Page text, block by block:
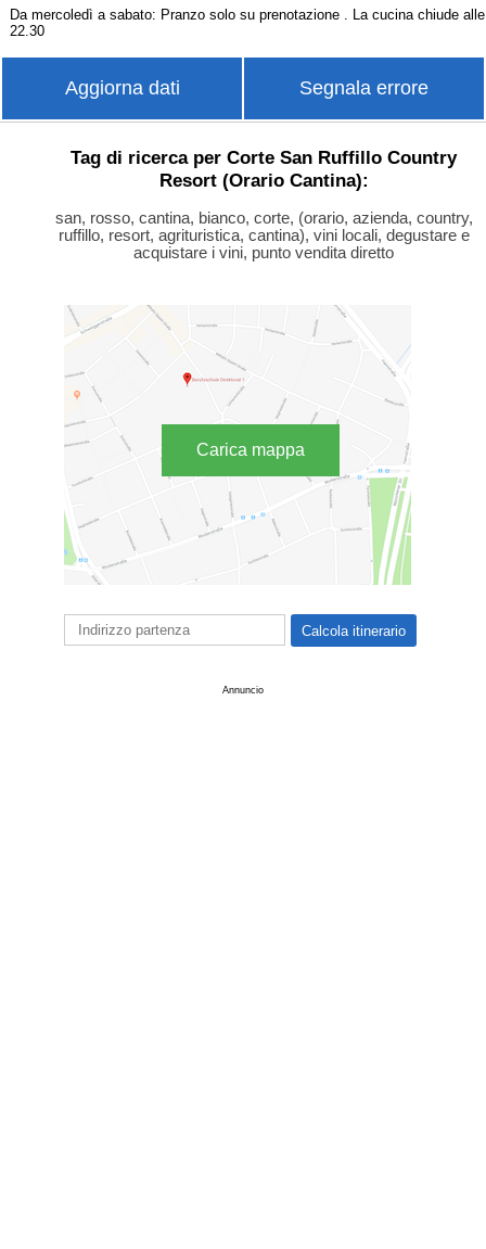
Da mercoledì a sabato: Pranzo solo su prenotazione . La cucina chiude alle
22.30
Aggiorna dati Segnala errore
Tag di ricerca per Corte San Ruffillo Country
Resort (Orario Cantina):
san, rosso, cantina, bianco, corte, (orario, azienda, country,
ruffillo, resort, agrituristica, cantina), vini locali, degustare e
acquistare i vini, punto vendita diretto
Carica mappa
Annuncio